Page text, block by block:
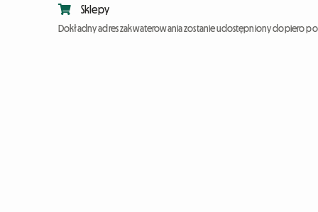
Sklepy
Dokładny adres zakwaterowania zostanie udostępniony dopiero